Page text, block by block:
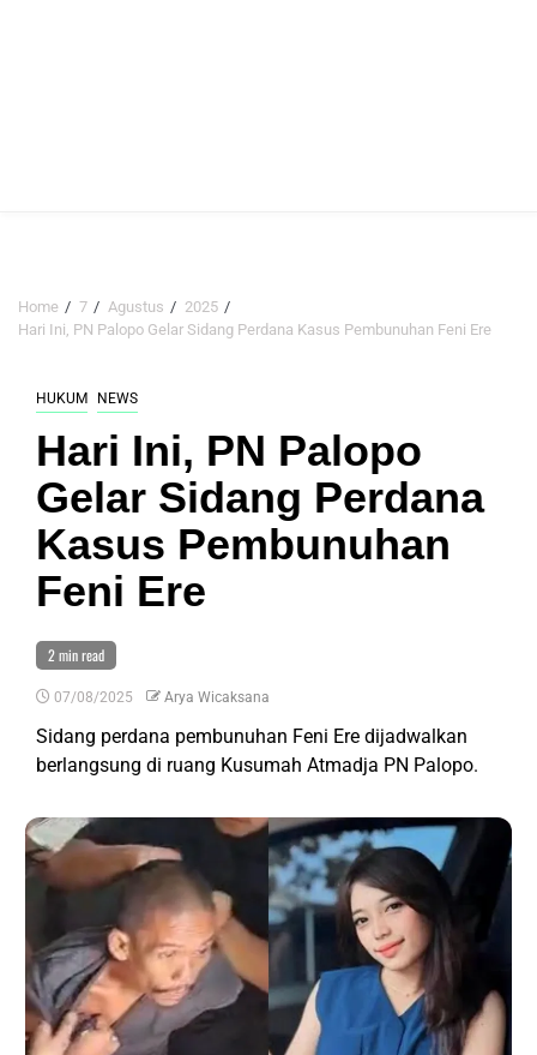
Home 7 Agustus
2025
Hari Ini, PN Palopo Gelar Sidang Perdana Kasus Pembunuhan Feni Ere
HUKUM NEWS
Hari Ini, PN Palopo
Gelar Sidang Perdana
Kasus Pembunuhan
Feni Ere
2 min read
07/08/2025 Arya Wicaksana
Sidang perdana pembunuhan Feni Ere dijadwalkan
berlangsung di ruang Kusumah Atmadja PN Palopo.